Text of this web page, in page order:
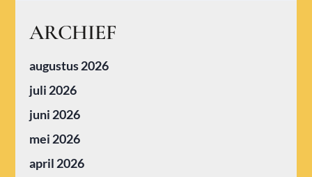
ARCHIEF
augustus 2026
juli 2026
juni 2026
mei 2026
april 2026